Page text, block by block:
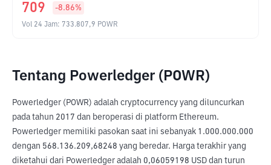
709 -8.86%
Vol 24 Jam: 733.807,9 POWR
Tentang Powerledger (POWR)
Powerledger (POWR) adalah cryptocurrency yang diluncurkan
pada tahun 2017 dan beroperasi di platform Ethereum.
Powerledger memiliki pasokan saat ini sebanyak 1.000.000.000
dengan 568.136.209,68248 yang beredar. Harga terakhir yang
diketahui dari Powerledger adalah 0,06059198 USD dan turun